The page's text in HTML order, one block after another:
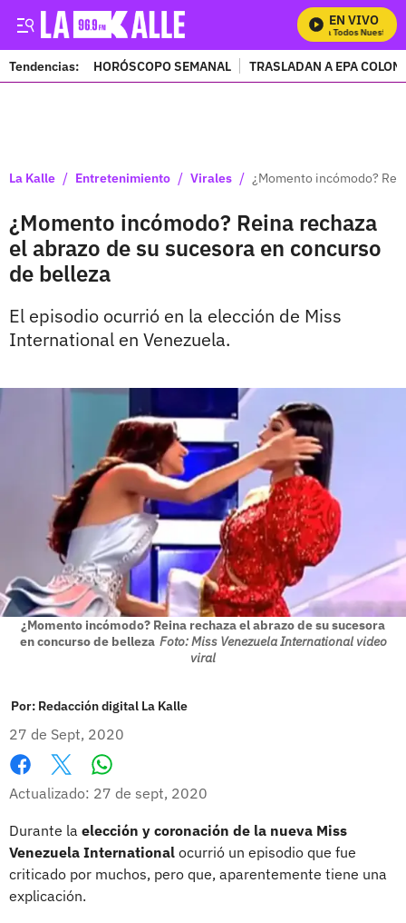
EN VIVO
Mira Todos Nuestros
Tendencias: HORÓSCOPO SEMANAL TRASLADAN A EPA
La Kalle / Entretenimiento / Virales / ¿Momento incómodo?
¿Momento incómodo? Reina rechaza
el abrazo de su sucesora en concurso
de belleza
El episodio ocurrió en la elección de Miss
International en Venezuela.
¿Momento incómodo? Reina rechaza el abrazo de su sucesora
en concurso de belleza Foto: Miss Venezuela International video
viral
Por: Redacción digital La Kalle
27 de Sept, 2020
Facebook
X
Actualizado: 27 de sept, 2020
Durante la elección y coronación de la nueva Miss
Venezuela International ocurrió un episodio que fue
criticado por muchos, pero que, aparentemente tiene una
explicación.